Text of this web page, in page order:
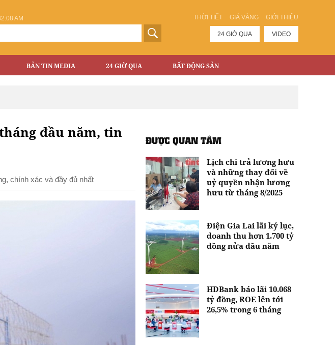
THỜI TIẾT GIÁ VÀNG GIỚI THIỆU
AM
24 GIỜ QUA VIDEO
BẢN TIN MEDIA 24 GIỜ QUA BẤT ĐỘNG SẢN
đầu năm, tin
chính xác và đầy đủ nhất
ĐƯỢC QUAN TÂM
Lịch chi trả lương hưu
và những thay đổi về
uỷ quyền nhận lương
hưu từ tháng 8/2025
Điện Gia Lai lãi kỷ lục,
doanh thu hơn 1.700 tỷ
đồng nửa đầu năm
HDBank báo lãi 10.068
tỷ đồng, ROE lên tới
26,5% trong 6 tháng